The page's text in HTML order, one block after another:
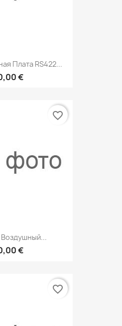
Плата RS422...
€
€
favorite_border
favorite_border